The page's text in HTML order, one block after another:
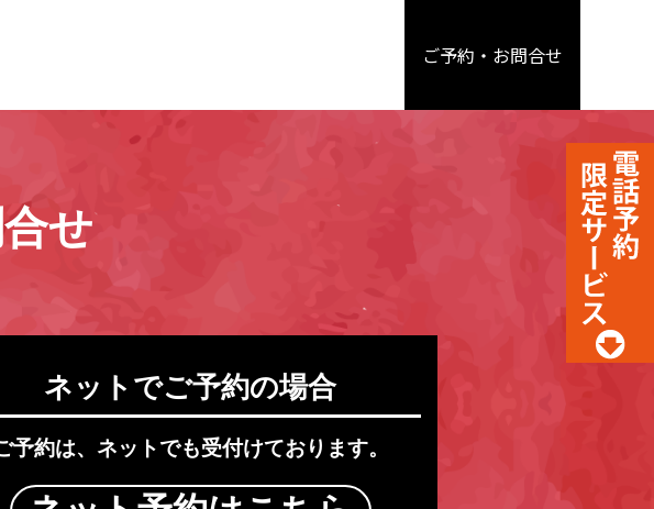
ご予約・ お問合せ
せ
ネットでご予約の場合
予約は、ネットでも受付けております。